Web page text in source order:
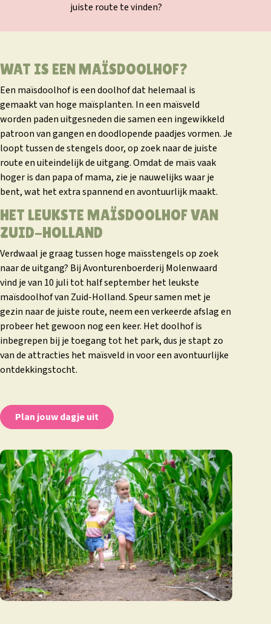
juiste route te vinden?
WAT IS EEN MAÏSDOOLHOF?
Een maïsdoolhof is een doolhof dat helemaal is
gemaakt van hoge maïsplanten. In een maïsveld
worden paden uitgesneden die samen een ingewikkeld
patroon van gangen en doodlopende paadjes vormen. Je
loopt tussen de stengels door, op zoek naar de juiste
route en uiteindelijk de uitgang. Omdat de maïs vaak
hoger is dan papa of mama, zie je nauwelijks waar je
bent, wat het extra spannend en avontuurlijk maakt.
HET LEUKSTE MAÏSDOOLHOF VAN
ZUID-HOLLAND
Verdwaal je graag tussen hoge maïsstengels op zoek
naar de uitgang? Bij Avonturenboerderij Molenwaard
vind je van 10 juli tot half september het leukste
maïsdoolhof van Zuid-Holland. Speur samen met je
gezin naar de juiste route, neem een verkeerde afslag en
probeer het gewoon nog een keer. Het doolhof is
inbegrepen bij je toegang tot het park, dus je stapt zo
van de attracties het maïsveld in voor een avontuurlijke
ontdekkingstocht.
Plan jouw dagje uit